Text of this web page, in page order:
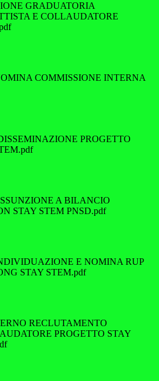
GRADUATORIA
E COLLAUDATORE
COMMISSIONE INTERNA
PROGETTO
A BILANCIO
STAY STEM PNSD.pdf
E NOMINA RUP
STAY STEM.pdf
RECLUTAMENTO
PROGETTO STAY